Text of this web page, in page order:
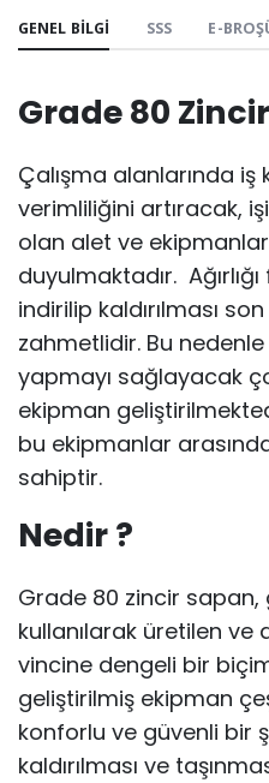
GENEL BILGI SSS E-
Grade 80
Çalışma alanlarında iş
verimliliğini artıracak,
olan alet ve
duyulmaktadır.
indirilip kaldırılması
zahmetlidir. Bu
yapmayı sağlayacak
ekipman
bu ekipmanlar
sahiptir.
Nedir ?
Grade 80 zincir sapan,
kullanılarak üretilen ve
vincine dengeli bir
geliştirilmiş ekipman
konforlu ve güvenli bir
kaldırılması ve